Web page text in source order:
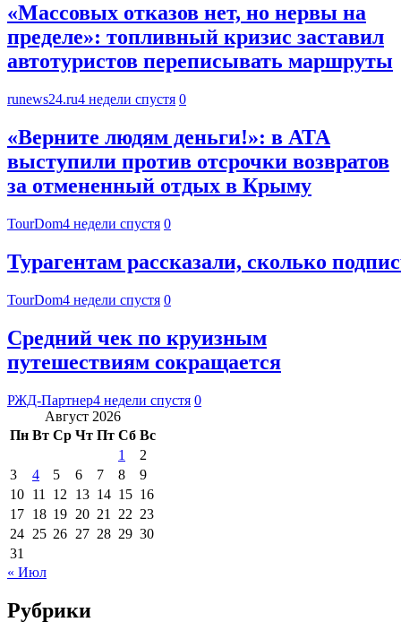
«Массовых отказов нет, но нервы на
пределе»: топливный кризис заставил
автотуристов переписывать маршруты
runews24.ru4 недели спустя 0
«Верните людям деньги!»: в АТА
выступили против отсрочки возвратов
за отмененный отдых в Крыму
TourDom4 недели спустя 0
Турагентам рассказали, сколько
TourDom4 недели спустя 0
Средний чек по круизным
путешествиям сокращается
РЖД-Партнер4 недели спустя 0
Август 2026
Пн Вт Ср Чт Пт Сб Вс
1
2
3
4 5 6 7 8
9
10 11 12 13 14 15 16
17 18 19 20 21 22 23
24 25 26 27 28 29 30
31
« Июл
Рубрики